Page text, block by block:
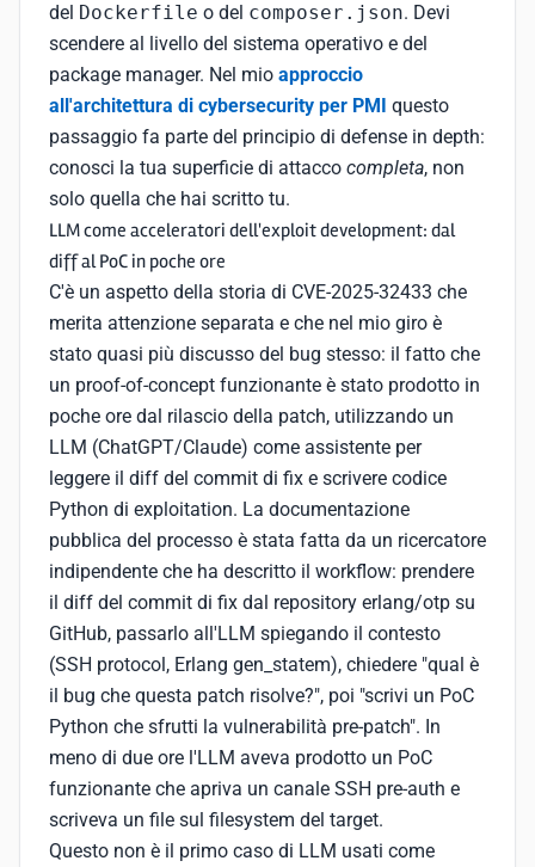
del Dockerfile o del composer.json. Devi
scendere al livello del sistema operativo e del
package manager. Nel mio approccio
all'architettura di cybersecurity per PMI questo
passaggio fa parte del principio di defense in depth:
conosci la tua superficie di attacco completa, non
solo quella che hai scritto tu.
LLM come acceleratori dell'exploit development: dal
diff al PoC in poche ore
C'è un aspetto della storia di CVE-2025-32433 che
merita attenzione separata e che nel mio giro è
stato quasi più discusso del bug stesso: il fatto che
un proof-of-concept funzionante è stato prodotto in
poche ore dal rilascio della patch, utilizzando un
LLM (ChatGPT/Claude) come assistente per
leggere il diff del commit di fix e scrivere codice
Python di exploitation. La documentazione
pubblica del processo è stata fatta da un ricercatore
indipendente che ha descritto il workflow: prendere
il diff del commit di fix dal repository erlang/otp su
GitHub, passarlo all'LLM spiegando il contesto
(SSH protocol, Erlang gen_statem), chiedere "qual è
il bug che questa patch risolve?", poi "scrivi un PoC
Python che sfrutti la vulnerabilità pre-patch". In
meno di due ore l'LLM aveva prodotto un PoC
funzionante che apriva un canale SSH pre-auth e
scriveva un file sul filesystem del target.
Questo non è il primo caso di LLM usati come